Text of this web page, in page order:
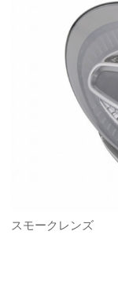
スモークレンズ